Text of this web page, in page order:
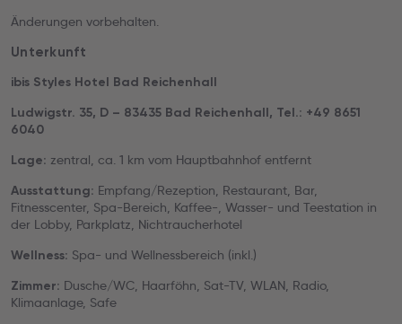
Änderungen vorbehalten.
Unterkunft
ibis Styles Hotel Bad Reichenhall
Ludwigstr. 35, D – 83435 Bad Reichenhall, Tel.: +49 8651
6040
Lage: zentral, ca. 1 km vom Hauptbahnhof entfernt
Ausstattung: Empfang/Rezeption, Restaurant, Bar,
Fitnesscenter, Spa-Bereich, Kaffee-, Wasser- und Teestation in
der Lobby, Parkplatz, Nichtraucherhotel
Wellness: Spa- und Wellnessbereich (inkl.)
Zimmer: Dusche/WC, Haarföhn, Sat-TV, WLAN, Radio,
Klimaanlage, Safe